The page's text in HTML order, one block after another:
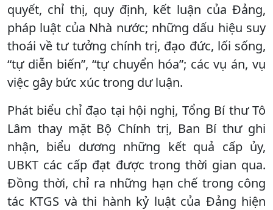
quyết, chỉ thị, quy định, kết luận của Đảng,
pháp luật của Nhà nước; những dấu hiệu suy
thoái về tư tưởng chính trị, đạo đức, lối sống,
“tự diễn biến”, “tự chuyển hóa”; các vụ án, vụ
việc gây bức xúc trong dư luận.
Phát biểu chỉ đạo tại hội nghị, Tổng Bí thư Tô
Lâm thay mặt Bộ Chính trị, Ban Bí thư ghi
nhận, biểu dương những kết quả cấp ủy,
UBKT các cấp đạt được trong thời gian qua.
Đồng thời, chỉ ra những hạn chế trong công
tác KTGS và thi hành kỷ luật của Đảng hiện